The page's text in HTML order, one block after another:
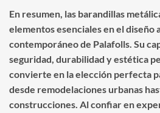
En resumen, las barandillas
elementos esenciales en el
contemporáneo de Palafolls. Su
seguridad, durabilidad y estética
convierte en la elección perfecta
desde remodelaciones urbanas
construcciones. Al confiar en